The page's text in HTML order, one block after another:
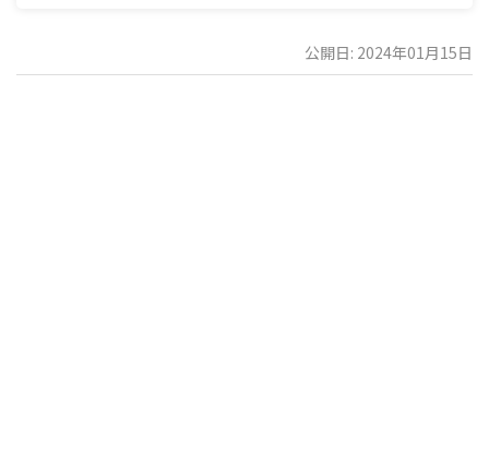
公開日: 2024年01月15日